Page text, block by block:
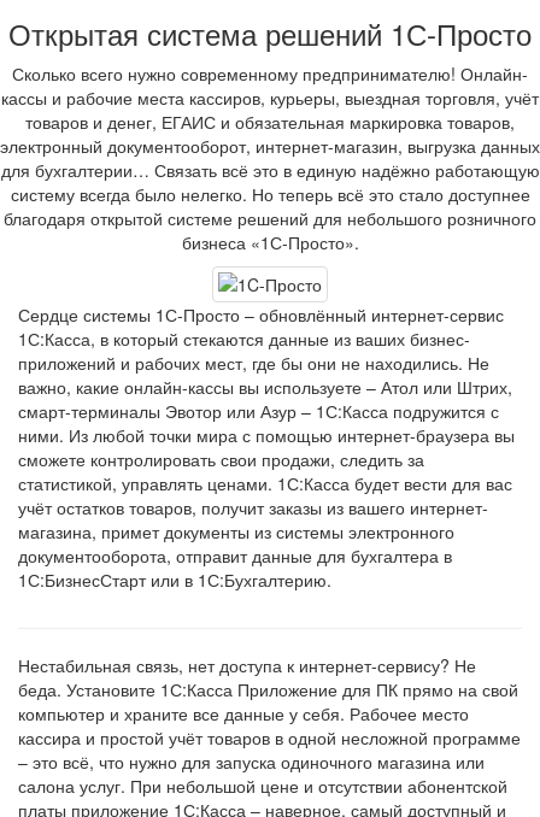
Открытая система решений 1С-Просто
Сколько всего нужно современному предпринимателю! Онлайн-
кассы и рабочие места кассиров, курьеры, выездная торговля, учёт
товаров и денег, ЕГАИС и обязательная маркировка товаров,
электронный документооборот, интернет-магазин, выгрузка данных
для бухгалтерии… Связать всё это в единую надёжно работающую
систему всегда было нелегко. Но теперь всё это стало доступнее
благодаря открытой системе решений для небольшого розничного
бизнеса «1С-Просто».
Сердце системы 1С-Просто – обновлённый интернет-сервис
1С:Касса, в который стекаются данные из ваших бизнес-
приложений и рабочих мест, где бы они не находились. Не
важно, какие онлайн-кассы вы используете – Атол или Штрих,
смарт-терминалы Эвотор или Азур – 1С:Касса подружится с
ними. Из любой точки мира с помощью интернет-браузера вы
сможете контролировать свои продажи, следить за
статистикой, управлять ценами. 1С:Касса будет вести для вас
учёт остатков товаров, получит заказы из вашего интернет-
магазина, примет документы из системы электронного
документооборота, отправит данные для бухгалтера в
1С:БизнесСтарт или в 1С:Бухгалтерию.
Нестабильная связь, нет доступа к интернет-сервису? Не
беда. Установите 1С:Касса Приложение для ПК прямо на свой
компьютер и храните все данные у себя. Рабочее место
кассира и простой учёт товаров в одной несложной программе
– это всё, что нужно для запуска одиночного магазина или
салона услуг. При небольшой цене и отсутствии абонентской
платы приложение 1С:Касса – наверное, самый доступный и